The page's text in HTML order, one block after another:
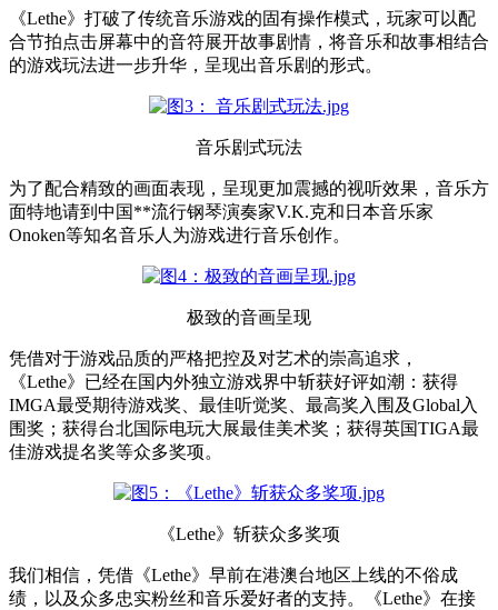
《Lethe》打破了传统音乐游戏的固有操作模式，玩家可以配
合节拍点击屏幕中的音符展开故事剧情，将音乐和故事相结合
的游戏玩法进一步升华，呈现出音乐剧的形式。
音乐剧式玩法
为了配合精致的画面表现，呈现更加震撼的视听效果，音乐方
面特地请到中国**流行钢琴演奏家V.K.克和日本音乐家
Onoken等知名音乐人为游戏进行音乐创作。
极致的音画呈现
凭借对于游戏品质的严格把控及对艺术的崇高追求，
《Lethe》已经在国内外独立游戏界中斩获好评如潮：获得
IMGA最受期待游戏奖、最佳听觉奖、最高奖入围及Global入
围奖；获得台北国际电玩大展最佳美术奖；获得英国TIGA最
佳游戏提名奖等众多奖项。
《Lethe》斩获众多奖项
我们相信，凭借《Lethe》早前在港澳台地区上线的不俗成
绩，以及众多忠实粉丝和音乐爱好者的支持。《Lethe》在接